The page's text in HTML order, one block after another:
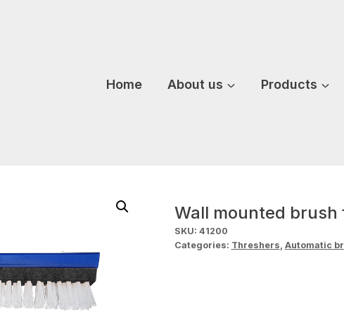
Home About us Products
Wall mounted brush
SKU: 41200
Categories: Threshers, Automatic